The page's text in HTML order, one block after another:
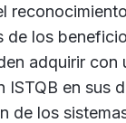
de los
adquirir con
ISTQB en sus
de los